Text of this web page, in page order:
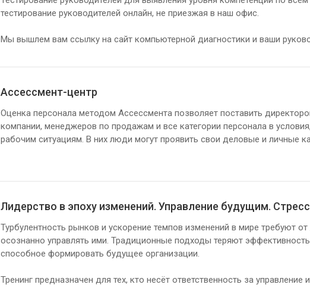
тестирование руководителей онлайн, не приезжая в наш офис.
Мы вышлем вам ссылку на сайт компьютерной диагностики и ваши
Ассессмент-центр
Оценка персонала методом Ассессмента позволяет поставить
компании, менеджеров по продажам и все категории персонала в
рабочим ситуациям. В них люди могут проявить свои деловые и личные
Лидерство в эпоху изменений. Управление будущим.
Турбулентность рынков и ускорение темпов изменений в мире требуют
осознанно управлять ими. Традиционные подходы теряют
способное формировать будущее организации.
Тренинг предназначен для тех, кто несёт ответственность за